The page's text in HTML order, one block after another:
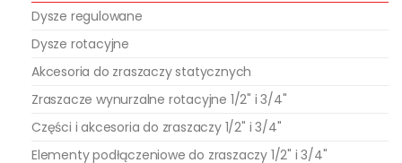
Dysze regulowane
Dysze rotacyjne
Akcesoria do zraszaczy statycznych
Zraszacze wynurzalne rotacyjne 1/2" i 3/4"
Części i akcesoria do zraszaczy 1/2" i 3/4"
Elementy podłączeniowe do zraszaczy 1/2" i 3/4"